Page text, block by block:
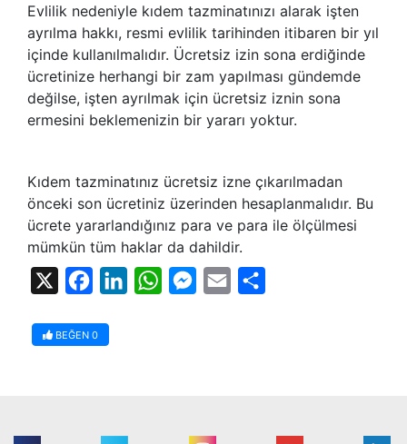
Evlilik nedeniyle kıdem tazminatınızı alarak işten
ayrılma hakkı, resmi evlilik tarihinden itibaren bir yıl
içinde kullanılmalıdır. Ücretsiz izin sona erdiğinde
ücretinize herhangi bir zam yapılması gündemde
değilse, işten ayrılmak için ücretsiz iznin sona
ermesini beklemenizin bir yararı yoktur.
Kıdem tazminatınız ücretsiz izne çıkarılmadan
önceki son ücretiniz üzerinden hesaplanmalıdır. Bu
ücrete yararlandığınız para ve para ile ölçülmesi
mümkün tüm haklar da dahildir.
FacebookLinkedInWhatsAppMessenger
Email
BEĞEN 0